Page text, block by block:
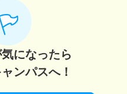
になったら
ンパスへ！